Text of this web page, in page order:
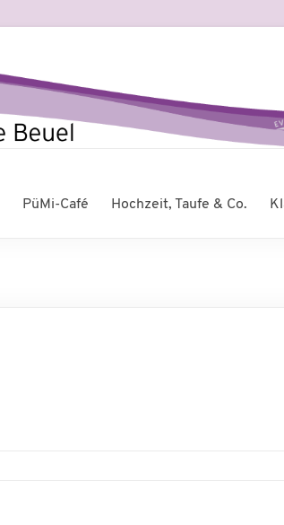
PüMi-Café Hochzeit, Taufe & Co.